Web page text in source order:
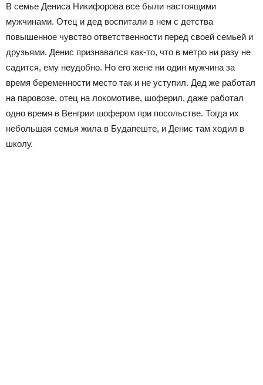
В семье Дениса Никифорова все были настоящими
мужчинами. Отец и дед воспитали в нем с детства
повышенное чувство ответственности перед своей семьей и
друзьями. Денис признавался как-то, что в метро ни разу не
садится, ему неудобно. Но его жене ни один мужчина за
время беременности место так и не уступил. Дед же работал
на паровозе, отец на локомотиве, шоферил, даже работал
одно время в Венгрии шофером при посольстве. Тогда их
небольшая семья жила в Будапеште, и Денис там ходил в
школу.